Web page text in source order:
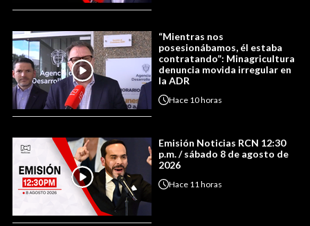
“Mientras nos
posesionábamos, él estaba
contratando”: Minagricultura
denuncia movida irregular en
la ADR
Hace 10 horas
Emisión Noticias RCN 12:30
p.m. / sábado 8 de agosto de
2026
Hace 11 horas